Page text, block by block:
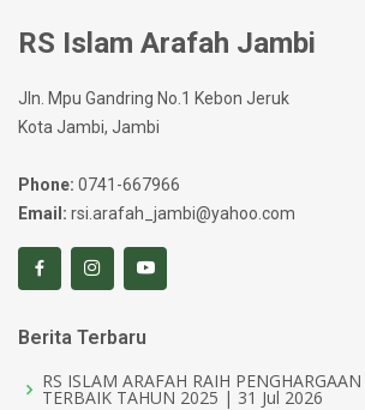
RS Islam Arafah Jambi
Jln. Mpu Gandring No.1 Kebon Jeruk
Kota Jambi, Jambi
Phone: 0741-667966
Email: rsi.arafah_jambi@yahoo.com
Berita Terbaru
RS ISLAM ARAFAH RAIH PENGHARGAAN
TERBAIK TAHUN 2025 | 31 Jul 2026